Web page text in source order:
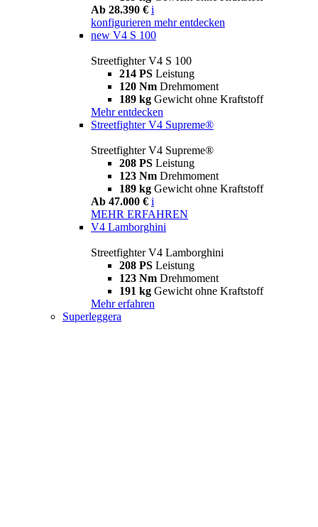
Ab 28.390 € i
konfigurieren mehr entdecken
new V4 S 100
Streetfighter V4 S 100
214 PS Leistung
120 Nm Drehmoment
189 kg Gewicht ohne Kraftstoff
Mehr entdecken
Streetfighter V4 Supreme®
Streetfighter V4 Supreme®
208 PS Leistung
123 Nm Drehmoment
189 kg Gewicht ohne Kraftstoff
Ab 47.000 € i
MEHR ERFAHREN
V4 Lamborghini
Streetfighter V4 Lamborghini
208 PS Leistung
123 Nm Drehmoment
191 kg Gewicht ohne Kraftstoff
Mehr erfahren
Superleggera